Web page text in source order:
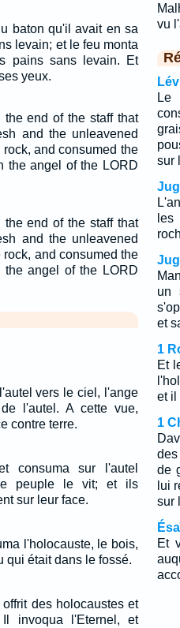
baton qu'il avait en sa
levain; et le feu monta
pains sans levain. Et
yeux.
end of the staff that
and the unleavened
and consumed the
the angel of the LORD
end of the staff that
and the unleavened
and consumed the
the angel of the LORD
vers le ciel, l'ange
l'autel. A cette vue,
contre terre.
consuma sur l'autel
le peuple le vit; et ils
sur leur face.
l'holocauste, le bois,
qui était dans le fossé.
des holocaustes et
invoqua l'Eternel, et
vu
Le
sur
un
et
1
Et
et il
1
des
de
lui
sur
Et